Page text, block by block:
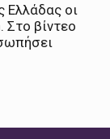
Ελλάδας οι
Στο βίντεο